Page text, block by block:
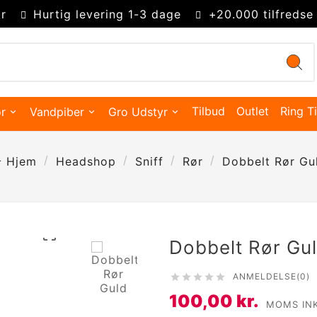
Hurtig levering 1-3 dage +20.000 tilfredse
Vandpiber Gro Udstyr Tilbud Outlet Ring
Hjem Headshop Sniff Rør Dobbelt Rør

Dobbelt Rør
     ANMELDELSE(0)
100,00 kr. MOMS